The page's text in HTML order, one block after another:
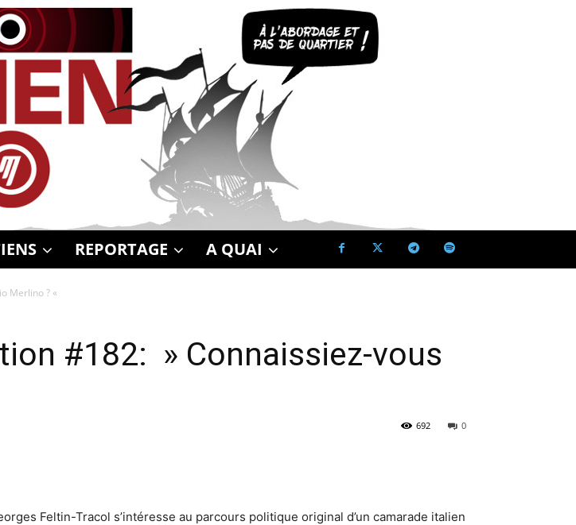
REPORTAGE A QUAI
Merlino ? «
#182: » Connaissiez-vous
0
692
Feltin-Tracol s’intéresse au parcours politique original d’un camarade italien